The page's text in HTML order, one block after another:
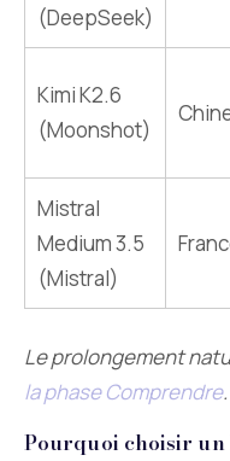
(DeepSeek)
Kimi K2.6
(Moonshot)
Mistral
Medium 3.5
(Mistral)
Le prolongement
la phase Comprendre.
Pourquoi choisir